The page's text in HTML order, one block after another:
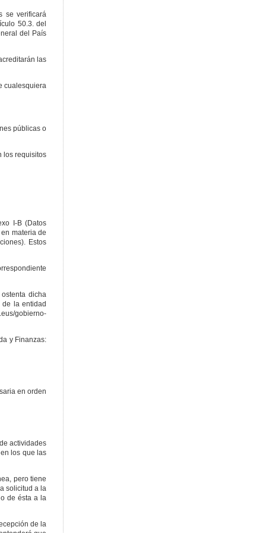
se verificará
50.3. del
del País
las
cualesquiera
públicas o
los requisitos
I-B (Datos
materia de
Estos
dicha
la entidad
gobierno-
y Finanzas:
en orden
actividades
los que las
pero tiene
solicitud a la
de ésta a la
de la